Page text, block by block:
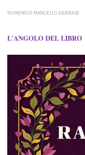
DOMENICO MARCELLO GERBASI
L'ANGOLO DEL LIBRO